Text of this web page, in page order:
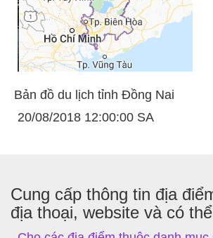
Bản đồ du lịch tỉnh Đồng Nai
20/08/2018 12:00:00 SA
Cung cấp thông tin địa
địa thoại, website và có